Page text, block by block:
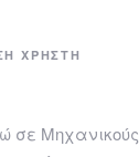
ΧΡΉΣΤΗ
σε Μηχανικούς